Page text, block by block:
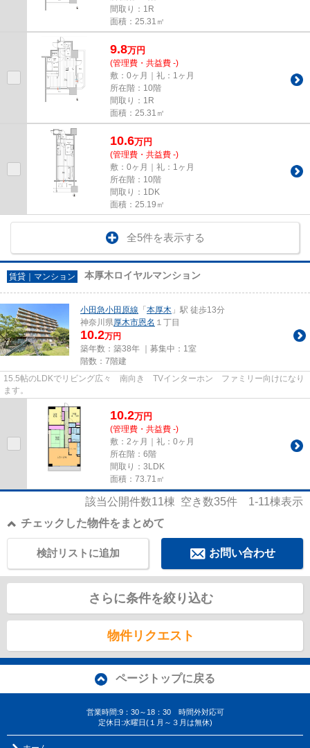
間取り：1R
面積：25.31㎡
9.8万円
(管理費・共益費 -)
敷：0ヶ月｜礼：1ヶ月
所在階：10階
間取り：1R
面積：25.31㎡
10.6万円
(管理費・共益費 -)
敷：0ヶ月｜礼：1ヶ月
所在階：10階
間取り：1DK
面積：25.19㎡
全5件を表示する
賃貸｜マンション 本厚木ロイヤルマンション
小田急小田原線 「本厚木 」駅 徒歩13分
神奈川県厚木市恩名 １丁目
10.2万円
築年数：築38年 ｜募集中： 1室
階数：7階建
15.5帖のLDKでリビング広々 南向き TVインターホン ファミリー向けになり
ます。
10.2万円
(管理費・共益費 -)
敷：2ヶ月｜礼：0ヶ月
所在階：6階
間取り：3LDK
面積：73.71㎡
該当公開件数11棟 空き数35件 1-11棟表示
チェックした物件をまとめて
お問い合わせ
検討リストに追加
さらに条件を絞り込む
物件リクエスト
ページトップに戻る
営業時間:9：30～18：30 時間外対応可
定休日:水曜日(１月～３月は無休)